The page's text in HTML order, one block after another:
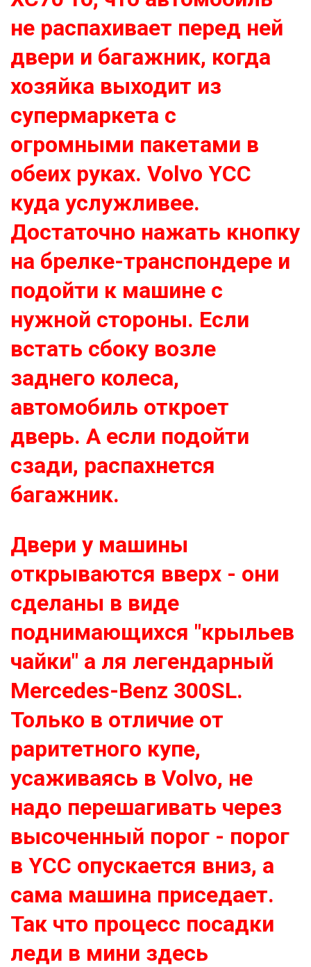
не распахивает перед ней
двери и багажник, когда
хозяйка выходит из
супермаркета с
огромными пакетами в
обеих руках. Volvo YCC
куда услужливее.
Достаточно нажать кнопку
на брелке-транспондере и
подойти к машине с
нужной стороны. Если
встать сбоку возле
заднего колеса,
автомобиль откроет
дверь. А если подойти
сзади, распахнется
багажник.
Двери у машины
открываются вверх - они
сделаны в виде
поднимающихся "крыльев
чайки" а ля легендарный
Mercedes-Benz 300SL.
Только в отличие от
раритетного купе,
усаживаясь в Volvo, не
надо перешагивать через
высоченный порог - порог
в YCC опускается вниз, а
сама машина приседает.
Так что процесс посадки
леди в мини здесь